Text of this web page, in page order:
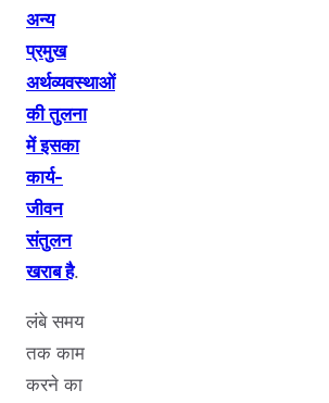
अन्य
प्रमुख
अर्थव्यवस्थाओं
की तुलना
में इसका
कार्य-
जीवन
संतुलन
खराब है.
लंबे समय
तक काम
करने का